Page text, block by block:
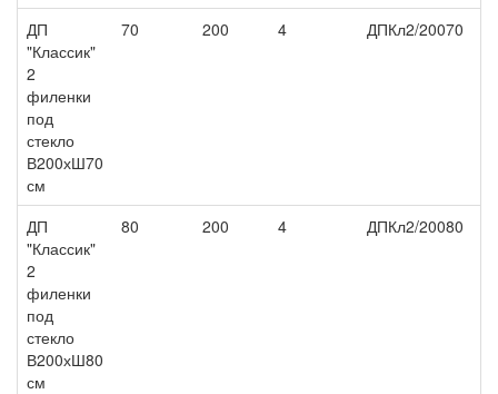
ДП
"Классик"
2
филенки
под
стекло
В200хШ70
см
70 200 4 ДПКл2/20070
ДП
"Классик"
2
филенки
под
стекло
В200хШ80
см
80 200 4 ДПКл2/20080